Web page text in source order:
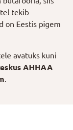
tekib
on Eestis pigem
avatuks kuni
AHHAA
.